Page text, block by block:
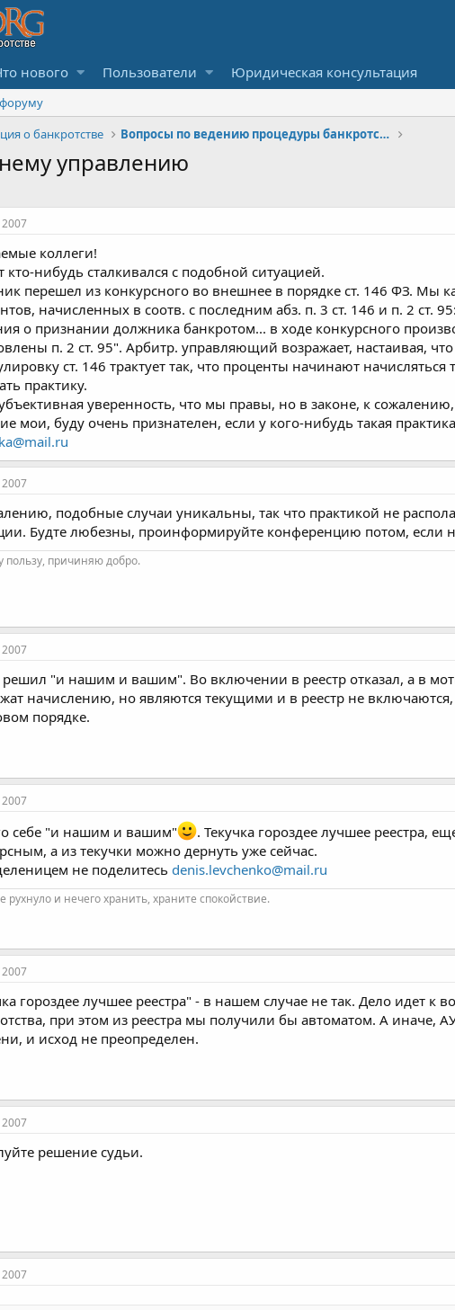
нового Пользователи Юридическая консультация
о банкротстве Вопросы по ведению процедуры банкротства
управлению
коллеги!
кто-нибудь сталкивался с подобной ситуацией.
перешел из конкурсного во внешнее в порядке ст. 146 ФЗ. Мы
начисленных в соотв. с последним абз. п. 3 ст. 146 и п. 2 ст.
о признании должника банкротом... в ходе конкурсного
п. 2 ст. 95". Арбитр. управляющий возражает, настаивая,
ст. 146 трактует так, что проценты начинают
практику.
уверенность, что мы правы, но в законе, к
мои, буду очень признателен, если у кого-нибудь такая
подобные случаи уникальны, так что практикой не
Будте любезны, проинформируйте конференцию потом, если
пользу, причиняю добро.
решил "и нашим и вашим". Во включении в реестр отказал, а в
начислению, но являются текущими и в реестр не
порядке.
себе "и нашим и вашим"
. Текучка гороздее лучшее реестра,
а из текучки можно дернуть уже сейчас.
не поделитесь denis.levchenko@mail.ru
рухнуло и нечего хранить, храните спокойствие.
гороздее лучшее реестра" - в нашем случае не так. Дело идет
при этом из реестра мы получили бы автоматом. А иначе,
и исход не преопределен.
решение судьи.